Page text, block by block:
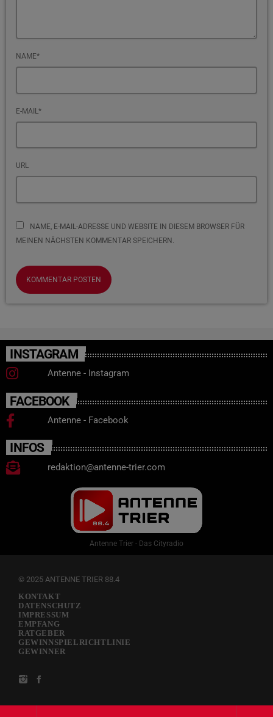
NAME*
E-MAIL*
URL
NAME, E-MAIL-ADRESSE UND WEBSITE IN DIESEM BROWSER FÜR
MEINEN NÄCHSTEN KOMMENTAR SPEICHERN.
INSTAGRAM
Antenne - Instagram
FACEBOOK
Antenne - Facebook
INFOS
redaktion@antenne-trier.com
Antenne Trier - Das Cityradio
© 2025 ANTENNE TRIER 88.4
KONTAKT
DATENSCHUTZ
IMPRESSUM
EMPFANG
RATGEBER
GEWINNSPIELRICHTLINIE
GEWINNER